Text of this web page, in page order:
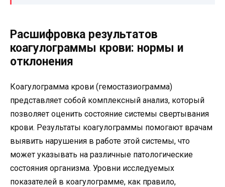
Расшифровка результатов
коагулограммы крови: нормы и
отклонения
Коагулограмма крови (гемостазиограмма)
представляет собой комплексный анализ, который
позволяет оценить состояние системы свертывания
крови. Результаты коагулограммы помогают врачам
выявить нарушения в работе этой системы, что
может указывать на различные патологические
состояния организма. Уровни исследуемых
показателей в коагулограмме, как правило,